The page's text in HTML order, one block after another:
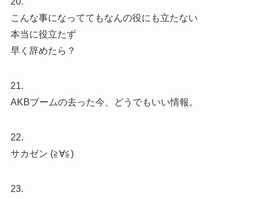
こんな事になっててもなんの役にも立たない
本当に役立たず
早く辞めたら？
21.
AKBブームの去った今、どうでもいい情報。
22.
サカゼン (≧∀≦)
23.